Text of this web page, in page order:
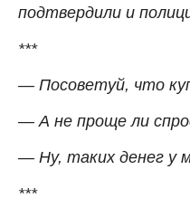
подтвердили и
***
— Посоветуй, что
— А не проще ли
— Ну, таких денег у
***